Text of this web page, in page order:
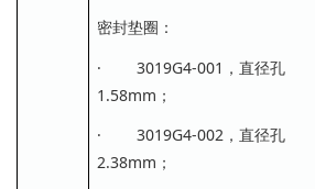
密封垫圈：
· 3019G4-001，直径孔
1.58mm；
· 3019G4-002，直径孔
2.38mm；